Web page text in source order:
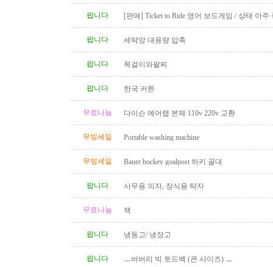
팝니다
[판매] Ticket to Ride 영어 보드게임 / 상태 아주
팝니다
세탁망 대용량 압축
팝니다 목걸이와팔찌
팝니다 한국 커튼
무료나눔 다이슨 에어랩 본체 110v 220v 교환
무빙세일 Portable washing machine
무빙세일 Bauer hockey goalpost 하키 골대
팝니다 사무용 의자, 장식용 탁자
무료나눔 책
팝니다 냉동고/ 냉장고
팝니다 ㅡ버버리 빅 토드백 (큰 사이즈) ㅡ